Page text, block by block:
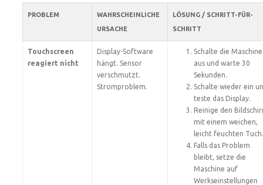
PROBLEM
WAHRSCHEINLICHE
URSACHE
LÖSUNG / SCHRITT-FÜR-
SCHRITT
Touchscreen
reagiert nicht
Display-Software
hängt. Sensor
verschmutzt.
Stromproblem.
Schalte die Maschine
aus und warte 30
Sekunden.
Schalte wieder ein
teste das Display.
Reinige den
mit einem weichen,
leicht feuchten Tuch.
Falls das Problem
bleibt, setze die
Maschine auf
Werkseinstellungen